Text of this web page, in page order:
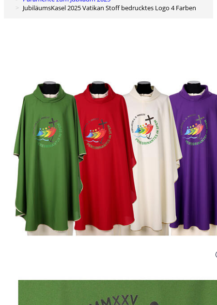
JubiläumsKasel 2025 Vatikan Stoff bedrucktes Logo 4 Farben